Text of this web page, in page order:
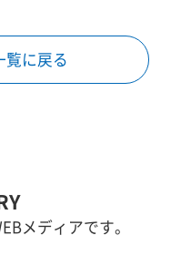
覧に戻る
メディアです。